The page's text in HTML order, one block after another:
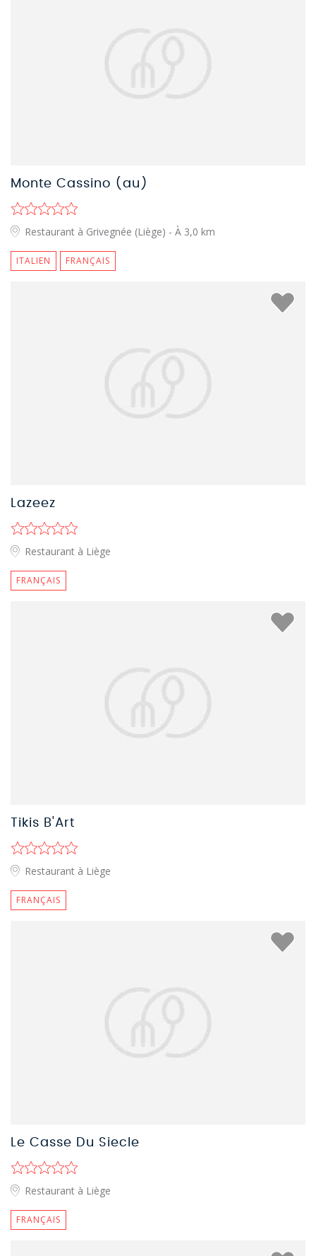
Monte Cassino (au)
Restaurant à Grivegnée (Liège) - À 3,0 km
ITALIEN FRANÇAIS
Lazeez
Restaurant à Liège
FRANÇAIS
Tikis B'Art
Restaurant à Liège
FRANÇAIS
Le Casse Du Siecle
Restaurant à Liège
FRANÇAIS